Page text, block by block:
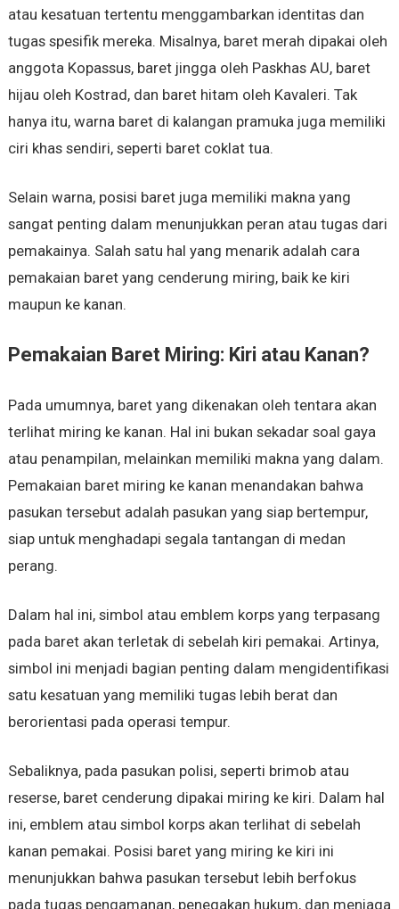
atau kesatuan tertentu menggambarkan identitas dan
tugas spesifik mereka. Misalnya, baret merah dipakai oleh
anggota Kopassus, baret jingga oleh Paskhas AU, baret
hijau oleh Kostrad, dan baret hitam oleh Kavaleri. Tak
hanya itu, warna baret di kalangan pramuka juga memiliki
ciri khas sendiri, seperti baret coklat tua.
Selain warna, posisi baret juga memiliki makna yang
sangat penting dalam menunjukkan peran atau tugas dari
pemakainya. Salah satu hal yang menarik adalah cara
pemakaian baret yang cenderung miring, baik ke kiri
maupun ke kanan.
Pemakaian Baret Miring: Kiri atau Kanan?
Pada umumnya, baret yang dikenakan oleh tentara akan
terlihat miring ke kanan. Hal ini bukan sekadar soal gaya
atau penampilan, melainkan memiliki makna yang dalam.
Pemakaian baret miring ke kanan menandakan bahwa
pasukan tersebut adalah pasukan yang siap bertempur,
siap untuk menghadapi segala tantangan di medan
perang.
Dalam hal ini, simbol atau emblem korps yang terpasang
pada baret akan terletak di sebelah kiri pemakai. Artinya,
simbol ini menjadi bagian penting dalam mengidentifikasi
satu kesatuan yang memiliki tugas lebih berat dan
berorientasi pada operasi tempur.
Sebaliknya, pada pasukan polisi, seperti brimob atau
reserse, baret cenderung dipakai miring ke kiri. Dalam hal
ini, emblem atau simbol korps akan terlihat di sebelah
kanan pemakai. Posisi baret yang miring ke kiri ini
menunjukkan bahwa pasukan tersebut lebih berfokus
pada tugas pengamanan, penegakan hukum, dan menjaga